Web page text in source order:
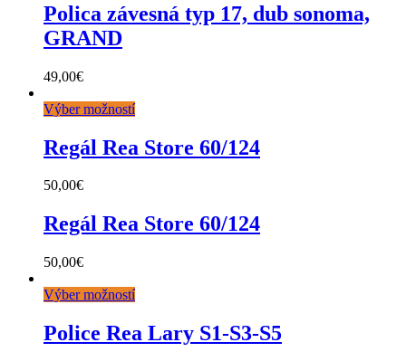
Polica závesná typ 17, dub sonoma,
GRAND
49,00€
Výber možností
Regál Rea Store 60/124
50,00€
Regál Rea Store 60/124
50,00€
Výber možností
Police Rea Lary S1-S3-S5